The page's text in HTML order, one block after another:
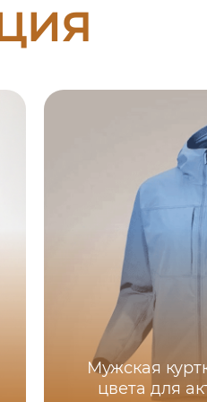
Мужская
цвета для